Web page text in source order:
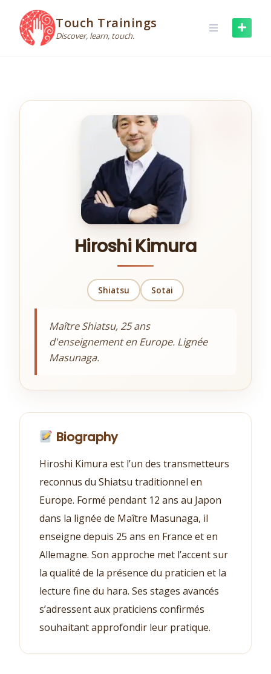
content
Touch Trainings
Discover, learn, touch.
Hiroshi Kimura
Shiatsu Sotai
Maître Shiatsu, 25 ans
d'enseignement en Europe. Lignée
Masunaga.
Biography
Hiroshi Kimura est l’un des transmetteurs
reconnus du Shiatsu traditionnel en
Europe. Formé pendant 12 ans au Japon
dans la lignée de Maître Masunaga, il
enseigne depuis 25 ans en France et en
Allemagne. Son approche met l’accent sur
la qualité de la présence du praticien et la
lecture fine du hara. Ses stages avancés
s’adressent aux praticiens confirmés
souhaitant approfondir leur pratique.